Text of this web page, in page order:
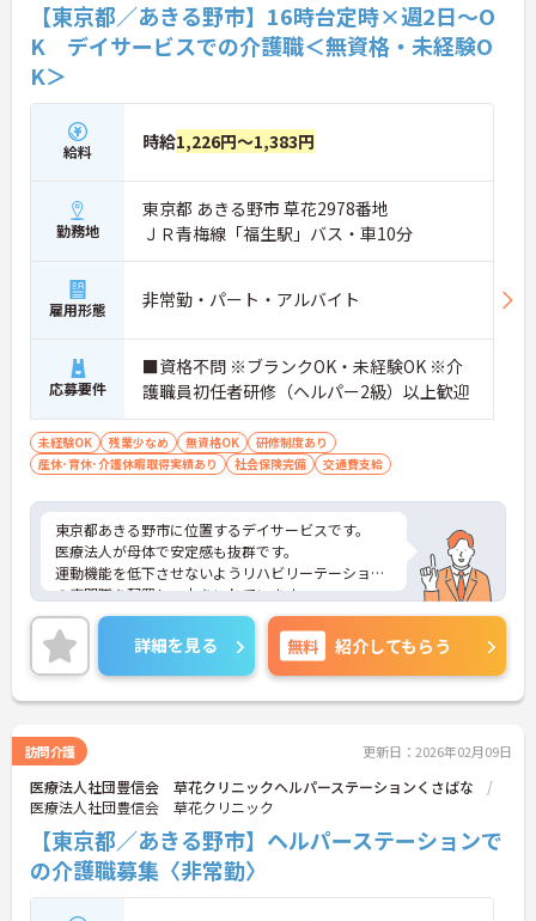
【東京都／あきる野市】16時台定時×週2日～O
K デイサービスでの介護職＜無資格・未経験O
K＞
給料 時給1,226円～1,383円
勤務地
東京都 あきる野市 草花2978番地
ＪＲ青梅線「福生駅」バス・車10分
雇用形態 非常勤・パート・アルバイト
応募要件
■資格不問 ※ブランクOK・未経験OK ※介
護職員初任者研修（ヘルパー2級）以上歓迎
未経験OK 残業少なめ 無資格OK
研修制度あり
産休･育休･介護休暇取得実績あり
社会保険完備 交通費支給
東京都あきる野市に位置するデイサービスです。
医療法人が母体で安定感も抜群です。
運動機能を低下させないようリハビリーテーション
の専門職を配置し、力をいれています。
小人数のアットホームな施設で、ご利用者様との距
離も近く、細やかなサポートをしていただけます。
週2日～のご勤務が相談可能ですので、プライベー
トとの両立もしやすいです。
ご興味のある方には、面接対策ポイントなど、さら
さい！
詳細を見る 無料 紹介してもらう
訪問介護 更新日：2026年02月09日
医療法人社団豊信会 草花クリニックヘルパーステーションくさばな
医療法人社団豊信会 草花クリニック
【東京都／あきる野市】ヘルパーステーションで
の介護職募集〈非常勤〉